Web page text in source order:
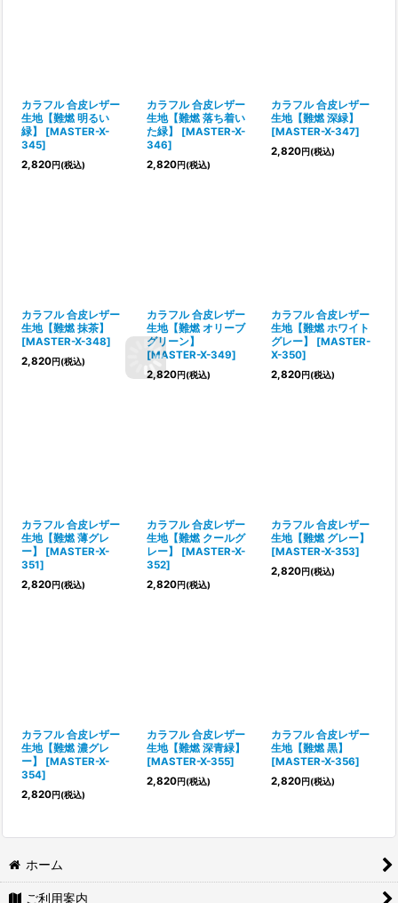
カラフル 合皮レザー
生地【難燃 明るい
緑】
[MASTER-X-
345]
2,820円(税込)
カラフル 合皮レザー
生地【難燃 落ち着い
た緑】
[MASTER-X-
346]
2,820円(税込)
カラフル 合皮レザー
生地【難燃 深緑】
[MASTER-X-347]
2,820円(税込)
カラフル 合皮レザー
生地【難燃 抹茶】
[MASTER-X-348]
2,820円(税込)
カラフル 合皮レザー
生地【難燃 オリーブ
グリーン】
[MASTER-X-349]
2,820円(税込)
カラフル 合皮レザー
生地【難燃 ホワイト
グレー】
[MASTER-
X-350]
2,820円(税込)
カラフル 合皮レザー
生地【難燃 薄グレ
ー】
[MASTER-X-
351]
2,820円(税込)
カラフル 合皮レザー
生地【難燃 クールグ
レー】
[MASTER-X-
352]
2,820円(税込)
カラフル 合皮レザー
生地【難燃 グレー】
[MASTER-X-353]
2,820円(税込)
カラフル 合皮レザー
生地【難燃 濃グレ
ー】
[MASTER-X-
354]
2,820円(税込)
カラフル 合皮レザー
生地【難燃 深青緑】
[MASTER-X-355]
2,820円(税込)
カラフル 合皮レザー
生地【難燃 黒】
[MASTER-X-356]
2,820円(税込)
ホーム
ご利用案内